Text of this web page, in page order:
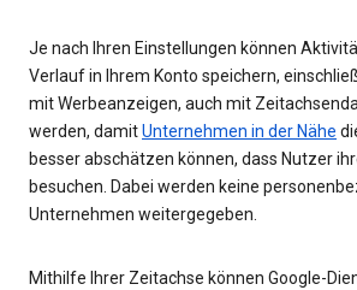
Je nach Ihren Einstellungen können
Verlauf in Ihrem Konto speichern,
mit Werbeanzeigen, auch mit
werden, damitUnternehmen in der Nähe
besser abschätzen können, dass Nutzer
besuchen. Dabei werden keine
Unternehmen weitergegeben.
Mithilfe Ihrer Zeitachse können Google-